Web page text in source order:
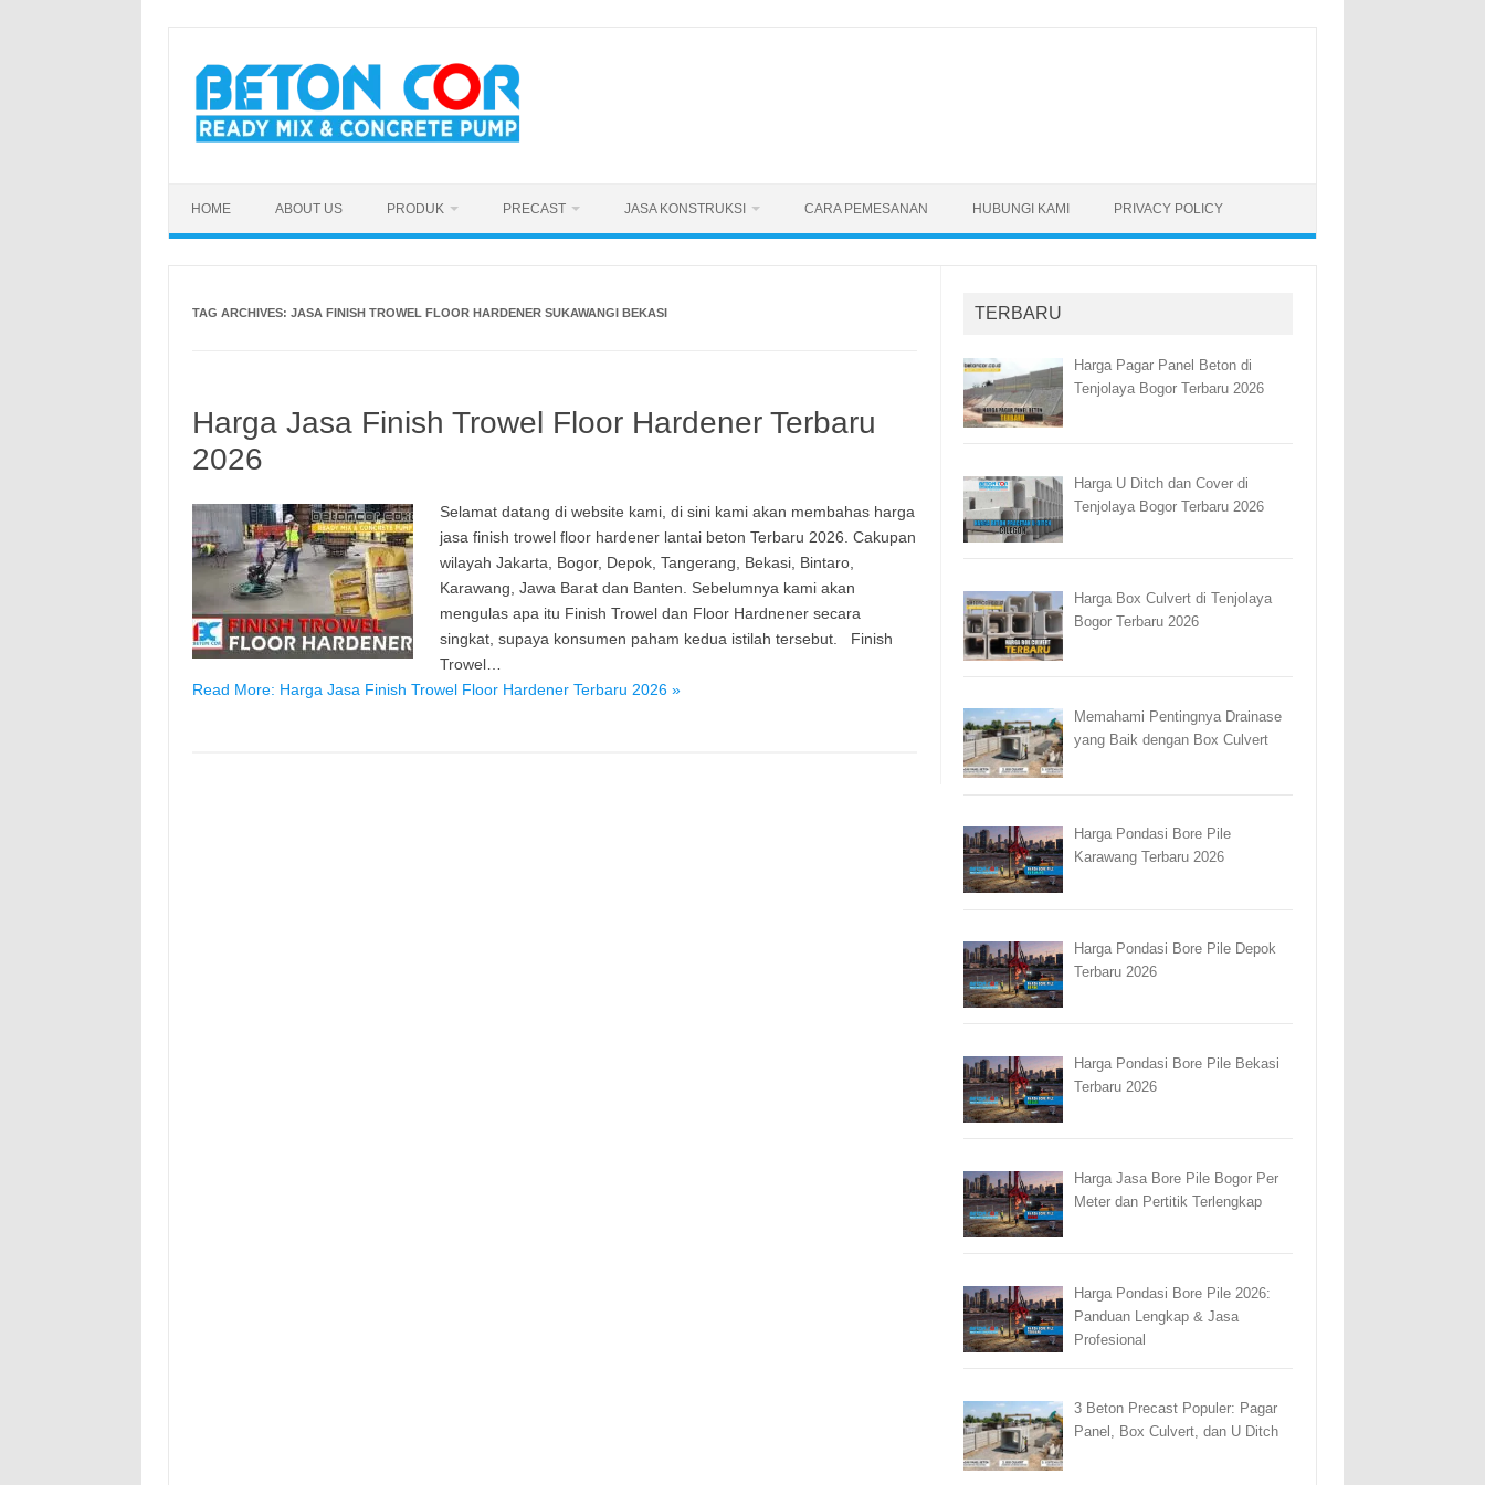
content
HOME ABOUT US PRODUK PRECAST JASA KONSTRUKSI CARA PEMESANAN HUBUNGI KAMI PRIVACY POLICY
TAG ARCHIVES: JASA FINISH TROWEL FLOOR HARDENER SUKAWANGI BEKASI
Harga Jasa Finish Trowel Floor Hardener Terbaru
2026
Selamat datang di website kami, di sini kami akan membahas harga
jasa finish trowel floor hardener lantai beton Terbaru 2026. Cakupan
wilayah Jakarta, Bogor, Depok, Tangerang, Bekasi, Bintaro,
Karawang, Jawa Barat dan Banten. Sebelumnya kami akan
mengulas apa itu Finish Trowel dan Floor Hardnener secara
singkat, supaya konsumen paham kedua istilah tersebut. Finish
Trowel…
Read More: Harga Jasa Finish Trowel Floor Hardener Terbaru 2026 »
TERBARU
Harga Pagar Panel Beton di
Tenjolaya Bogor Terbaru 2026
Harga U Ditch dan Cover di
Tenjolaya Bogor Terbaru 2026
Harga Box Culvert di Tenjolaya
Bogor Terbaru 2026
Memahami Pentingnya Drainase
yang Baik dengan Box Culvert
Harga Pondasi Bore Pile
Karawang Terbaru 2026
Harga Pondasi Bore Pile Depok
Terbaru 2026
Harga Pondasi Bore Pile Bekasi
Terbaru 2026
Harga Jasa Bore Pile Bogor Per
Meter dan Pertitik Terlengkap
Harga Pondasi Bore Pile 2026:
Panduan Lengkap & Jasa
Profesional
3 Beton Precast Populer: Pagar
Panel, Box Culvert, dan U Ditch